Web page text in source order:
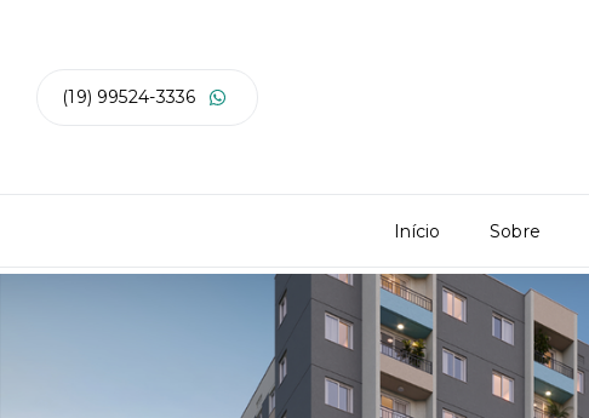
(19) 99524-3336
Início Sobre